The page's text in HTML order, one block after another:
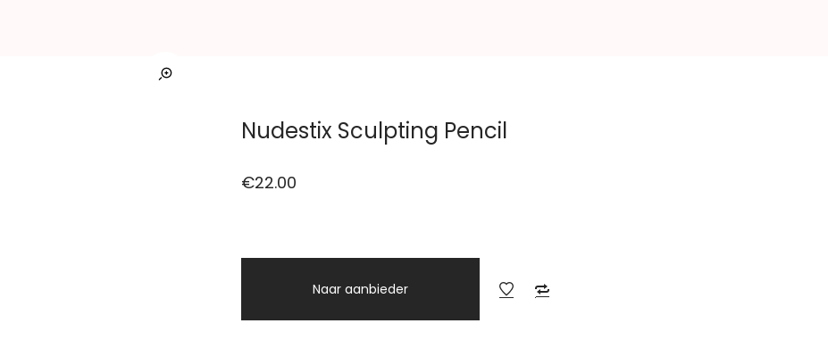
Nudestix Sculpting Pencil
€22.00
Naar aanbieder